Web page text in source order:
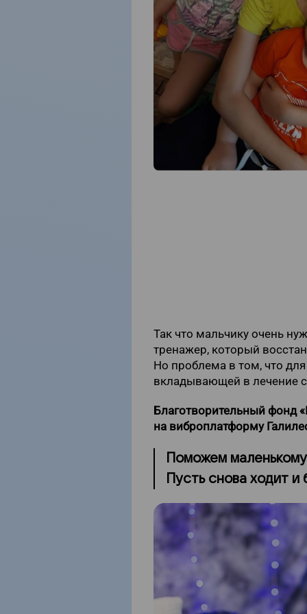
Так что мальчику очень
тренажер, который
Но проблема в том, что
вкладывающей в лечение
Благотворительный фонд
на виброплатформу
Поможем
Пусть снова ходит и